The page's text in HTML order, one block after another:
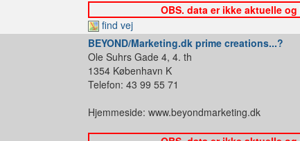
OBS. data er ikke aktuelle
find vej
BEYOND/Marketing.dk prime creations...?
Ole Suhrs Gade 4, 4. th
1354 København K
Telefon: 43 99 55 71
Hjemmeside: www.beyondmarketing.dk